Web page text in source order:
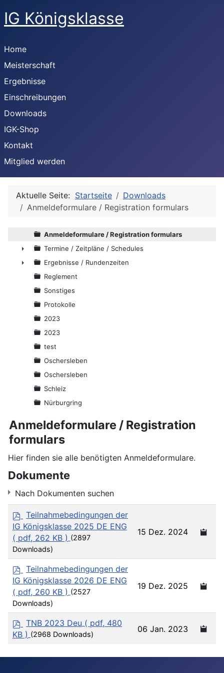
IG Königsklasse
Home
Meisterschaft
Ergebnisse
Einschreibungen
Downloads
IGK-Shop
Kontakt
Mitglied werden
Aktuelle Seite: Startseite
Downloads
Anmeldeformulare / Registration formulars
Anmeldeformulare / Registration formulars
►
Termine / Zeitpläne / Schedules
Ergebnisse / Rundenzeiten
Reglement
Sonstiges
Protokolle
2023
2023
test
Oschersleben
Oschersleben
Schleiz
Nürburgring
Anmeldeformulare / Registration
formulars
Hier finden sie alle benötigten Anmeldeformulare.
Dokumente
Nach Dokumenten suchen
× Anmeldeformulare / Registration formulars
p
d
f
Teilnahmebedingungen der
IG Königsklasse 2025 DE ENG
( pdf, 262 KB ) (2897
Downloads)
15 Dez. 2024
p
d
f
Teilnahmebedingungen der
IG Königsklasse 2026 DE ENG
( pdf, 260 KB ) (2527
Downloads)
19 Dez. 2025
p
d
f
TNB 2023 Deu ( pdf, 480
KB ) (2968 Downloads)
06 Jan. 2023